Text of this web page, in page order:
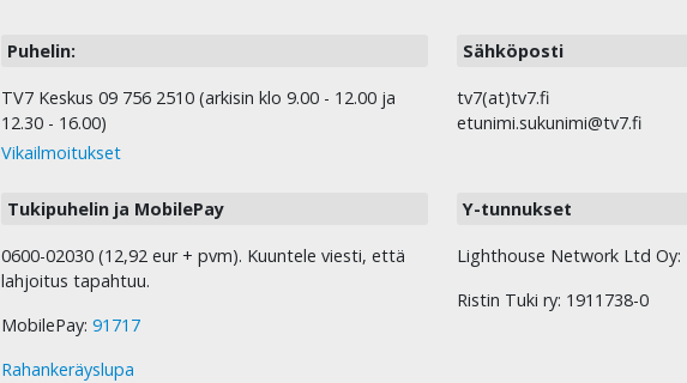
Puhelin:
TV7 Keskus 09 756 2510 (arkisin klo 9.00 - 12.00 ja
12.30 - 16.00)
Vikailmoitukset
Sähköposti
tv7(at)tv7.fi
etunimi.sukunimi@tv7.fi
Tukipuhelin ja MobilePay
0600-02030 (12,92 eur + pvm). Kuuntele viesti, että
lahjoitus tapahtuu.
MobilePay: 91717
Rahankeräyslupa
Y-tunnukset
Lighthouse Network Ltd Oy:
Ristin Tuki ry: 1911738-0